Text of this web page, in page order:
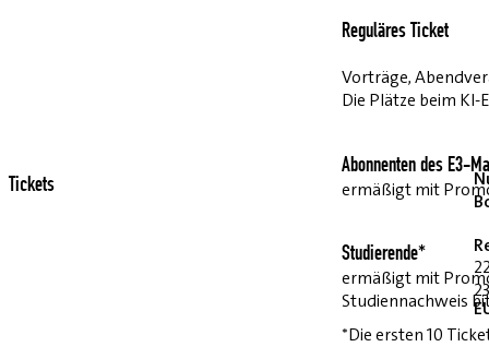
Reguläres Ticket
Vorträge,
Die Plätze beim
Abonnenten des E3-
ermäßigt mit
Studierende*
ermäßigt mit
Studiennachweis
*Die ersten 10
Tickets